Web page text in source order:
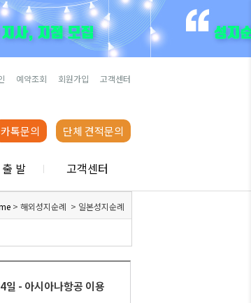
예약조회 회원가입 고객센터
발 고객센터
단체 견적문의
카톡문의
> 해외성지순례 > 일본성지순례
- 아시아나항공 이용